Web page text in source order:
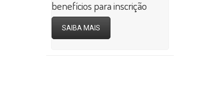
benefícios para inscrição
SAIBA MAIS